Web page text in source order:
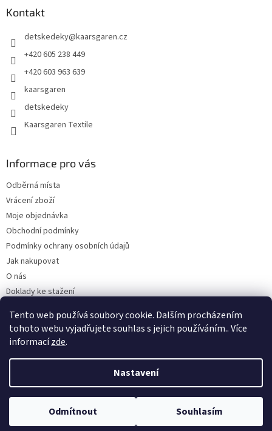
Tento web používá soubory cookie. Dalším procházením
tohoto webu vyjadřujete souhlas s jejich používáním.. Více
informacízde.
Nastavení
Odmítnout Souhlasím
Kontakt
detskedeky@kaarsgaren.cz
+420 605 238 449
+420 603 963 639
kaarsgaren
detskedeky
Kaarsgaren Textile
Informace pro vás
Odběrná místa
Vrácení zboží
Moje objednávka
Obchodní podmínky
Podmínky ochrany osobních údajů
Jak nakupovat
O nás
Doklady ke stažení
Velkoobchod
Vytvořil Shoptet
Copyright 2026Kaarsgaren.cz . Všechna práva vyhrazena.